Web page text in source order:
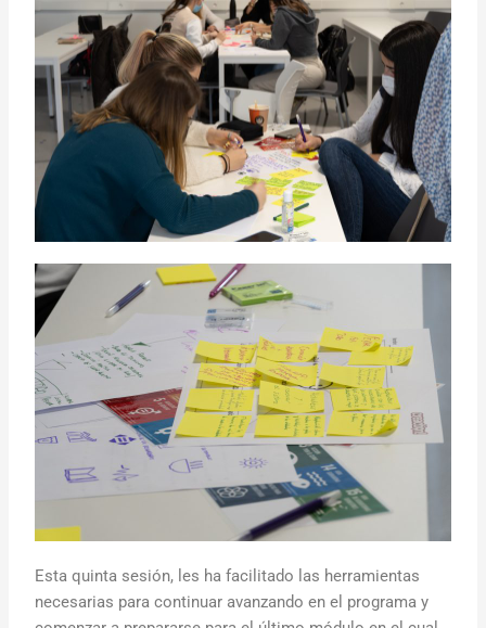
Esta quinta sesión, les ha facilitado las herramientas
necesarias para continuar avanzando en el programa y